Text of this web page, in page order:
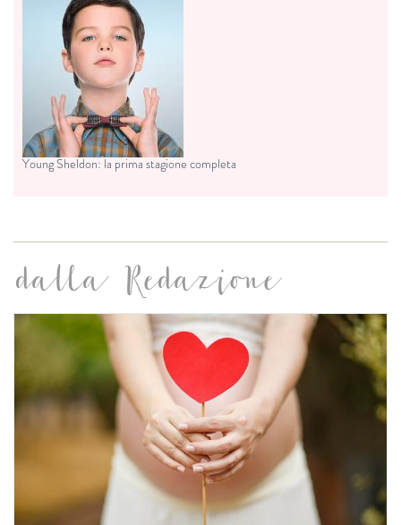
Young Sheldon: la prima stagione completa
dalla Redazione